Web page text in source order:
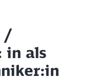
/
in als